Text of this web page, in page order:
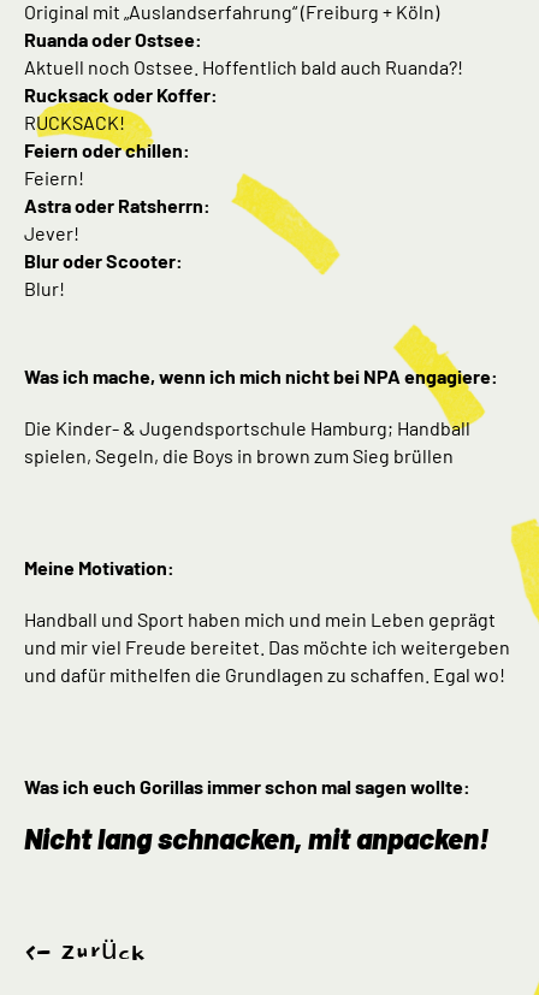
Original mit „Auslandserfahrung“ (Freiburg + Köln)
Ruanda oder Ostsee:
Aktuell noch Ostsee. Hoffentlich bald auch Ruanda?!
Rucksack oder Koffer:
RUCKSACK!
Feiern oder chillen:
Feiern!
Astra oder Ratsherrn:
Jever!
Blur oder Scooter:
Blur!
Was ich mache, wenn ich mich nicht bei NPA engagiere:
Die Kinder- & Jugendsportschule Hamburg; Handball
spielen, Segeln, die Boys in brown zum Sieg brüllen
Meine Motivation:
Handball und Sport haben mich und mein Leben geprägt
und mir viel Freude bereitet. Das möchte ich weitergeben
und dafür mithelfen die Grundlagen zu schaffen. Egal wo!
Was ich euch Gorillas immer schon mal sagen wollte:
Nicht lang schnacken, mit anpacken!
Zurück